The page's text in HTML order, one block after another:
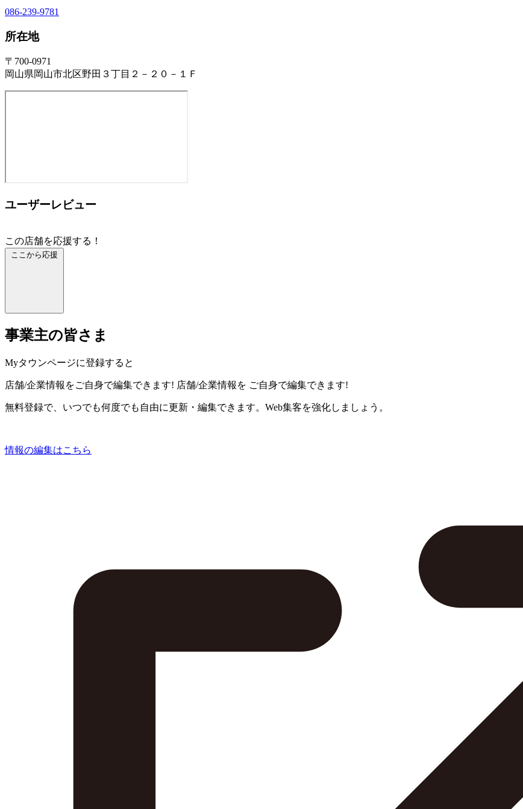
086-239-9781
所在地
〒700-0971
岡山県岡山市北区野田３丁目２－２０－１Ｆ
ユーザーレビュー
この店舗を応援する！
ここから応援
事業主の皆さま
Myタウンページに登録すると
店舗/企業情報をご自身で編集できます! 店舗/企業情報を ご自身で編集できます!
無料登録で、いつでも何度でも自由に更新・編集できます。Web集客を強化しましょう。
情報の編集はこちら